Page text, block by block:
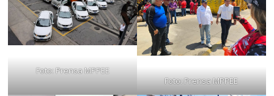
Foto: Prensa MPPEE
Foto: Prensa MPPEE